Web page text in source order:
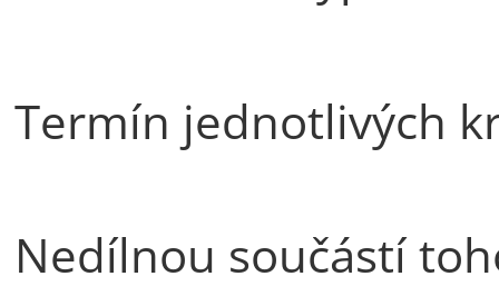
Termín jednotlivých
Nedílnou součástí